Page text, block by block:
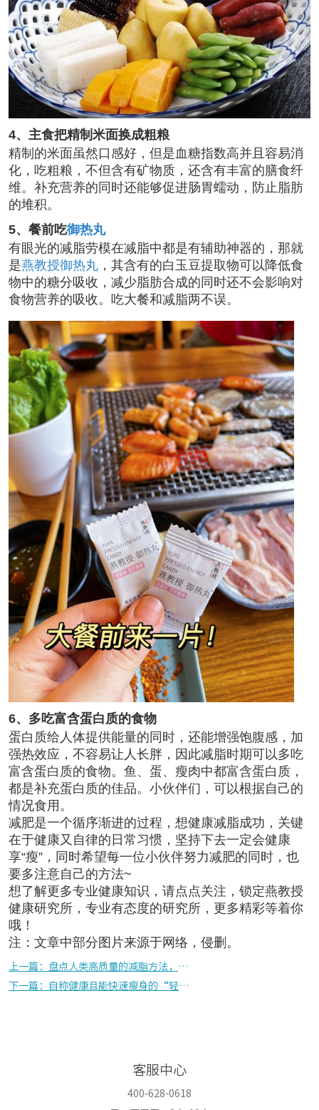
4、主食把精制米面换成粗粮
精制的米面虽然口感好，但是血糖指数高并且容易消
化，吃粗粮，不但含有矿物质，还含有丰富的膳食纤
维。补充营养的同时还能够促进肠胃蠕动，防止脂肪
的堆积。
5、餐前吃御热丸
有眼光的减脂劳模在减脂中都是有辅助神器的，那就
是燕教授御热丸，其含有的白玉豆提取物可以降低食
物中的糖分吸收，减少脂肪合成的同时还不会影响对
食物营养的吸收。吃大餐和减脂两不误。
6、多吃富含蛋白质的食物
蛋白质给人体提供能量的同时，还能增强饱腹感，加
强热效应，不容易让人长胖，因此减脂时期可以多吃
富含蛋白质的食物。鱼、蛋、瘦肉中都富含蛋白质，
都是补充蛋白质的佳品。小伙伴们，可以根据自己的
情况食用。
减肥是一个循序渐进的过程，想健康减脂成功，关键
在于健康又自律的日常习惯，坚持下去一定会健康
享“瘦”，同时希望每一位小伙伴努力减肥的同时，也
要多注意自己的方法~
想了解更多专业健康知识，请点点关注，锁定燕教授
健康研究所，专业有态度的研究所，更多精彩等着你
哦！
注：文章中部分图片来源于网络，侵删。
上一篇：盘点人类高质量的减脂方法，你想了解的都在这里！
下一篇：自称健康且能快速瘦身的“轻食”，到底“赢”在了哪里？
客服中心
400-628-0618